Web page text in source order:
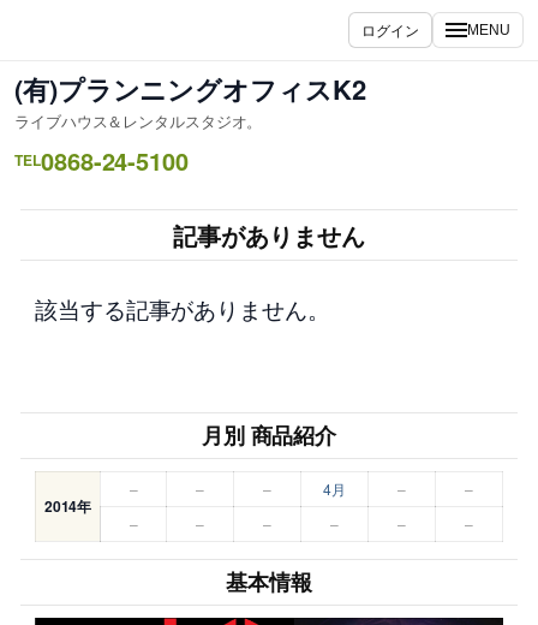
を
ス
キ
ッ
ログイン MENU
(有)プランニングオフィスK2
ライブハウス＆レンタルスタジオ。
TEL0868-24-5100
記事がありません
該当する記事がありません。
月別 商品紹介
2014年
– – – 4月 –
–
–
– – – – –
基本情報